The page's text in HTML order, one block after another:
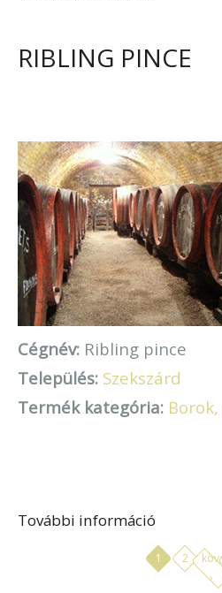
RIBLING PINCE
Cégnév: Ribling pince
Település: Szekszárd
Termék kategória:
További információ
1 2
›